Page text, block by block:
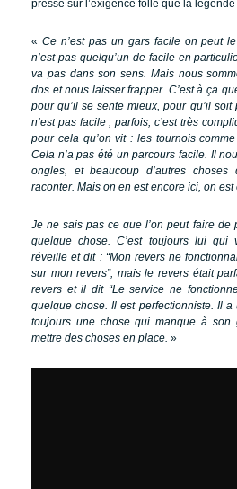
presse sur l’exigence folle que la
« Ce n’est pas un gars facile on peut
n’est pas quelqu’un de facile en
va pas dans son sens. Mais nous
dos et nous laisser frapper. C’est à ça
pour qu’il se sente mieux, pour qu’il
n’est pas facile ; parfois, c’est très
pour cela qu’on vit : les tournois
Cela n’a pas été un parcours facile. Il
ongles, et beaucoup d’autres
raconter. Mais on en est encore ici, on est
Je ne sais pas ce que l’on peut faire de
quelque chose. C’est toujours lui
réveille et dit : “Mon revers ne
sur mon revers”, mais le revers était
revers et il dit “Le service ne
quelque chose. Il est perfectionniste. Il
toujours une chose qui manque à son
mettre des choses en place. »